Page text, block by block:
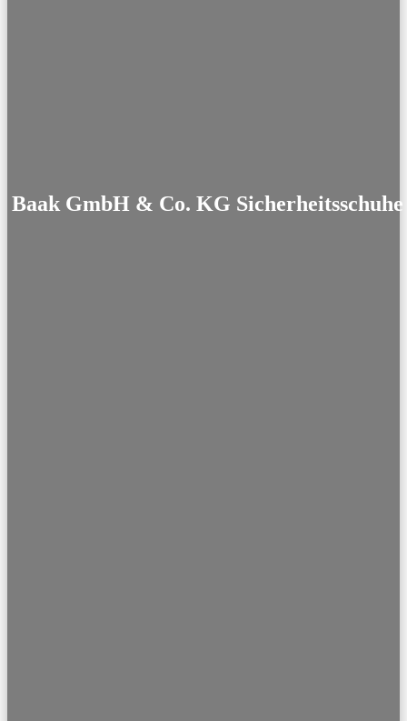
Baak GmbH & Co. KG Sicherheitsschuhe